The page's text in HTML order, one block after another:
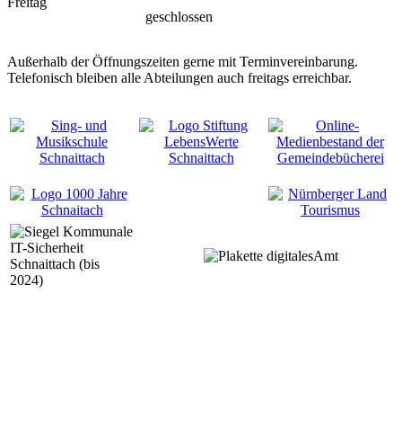
geschlossen
Außerhalb der Öffnungszeiten gerne mit Terminvereinbarung.
Telefonisch bleiben alle Abteilungen auch freitags erreichbar.